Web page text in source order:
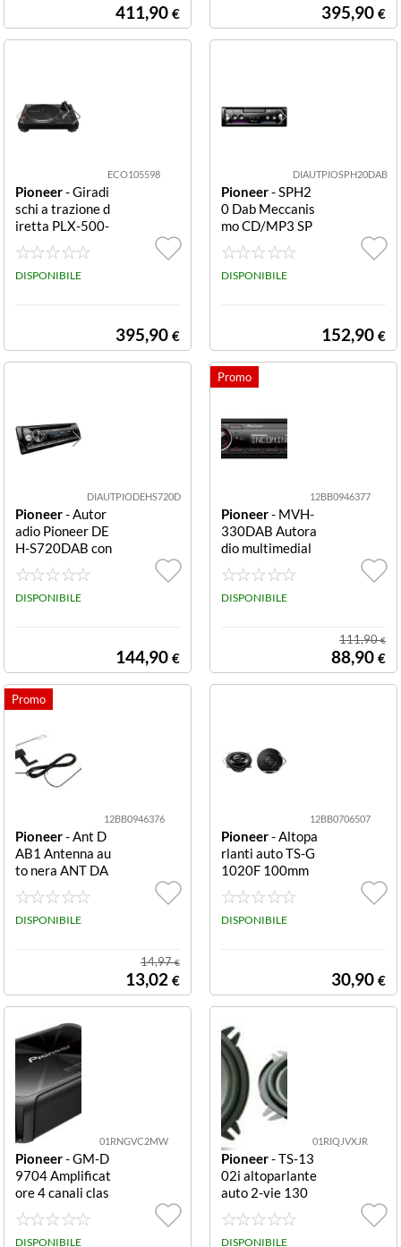
411,90 €
E BIANCO
395,90 €
ECO105598
Pioneer- Giradi
schi a trazione d
iretta PLX-500-
K PIONEER GIR
ADISCHI PLX-5
00 K BLKPIONE
DISPONIBILE
395,90 €
DIAUTPIOSPH20DAB
Pioneer- SPH2
0 Dab Meccanis
mo CD/MP3 SP
H-20DAB Autor
adio 200 W Blu
etooth Nero (P1
DISPONIBILE
152,90 €
DIAUTPIODEHS720D
Pioneer- Autor
adio Pioneer DE
H-S720DAB con
Bluetooth DEH-
S720DAB Autor
adio multimedia
DISPONIBILE
144,90 €
12BB0946377
Pioneer- MVH-
330DAB Autora
dio multimedial
e Bluetooth ner
o 200 W MVH-3
30DAB Autorad
DISPONIBILE
111,90€
88,90 €
12BB0946376
Pioneer- Ant D
AB1 Antenna au
to nera ANT DA
B1
DISPONIBILE
14,97€
13,02 €
12BB0706507
Pioneer- Altopa
rlanti auto TS-G
1020F 100mm
210W Neri TS G
1020F
DISPONIBILE
30,90 €
01RNGVC2MW
Pioneer- GM-D
9704 Amplificat
ore 4 canali clas
se FD da 1600
W (P1025902)
DISPONIBILE
01RIQJVXJR
Pioneer- TS-13
02i altoparlante
auto 2-vie 130
W (P1016268)
DISPONIBILE